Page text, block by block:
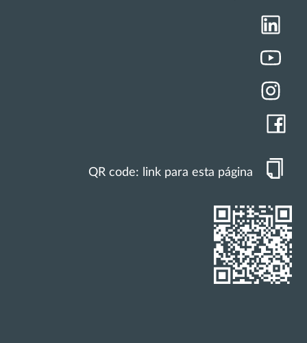
QR code: link para esta página